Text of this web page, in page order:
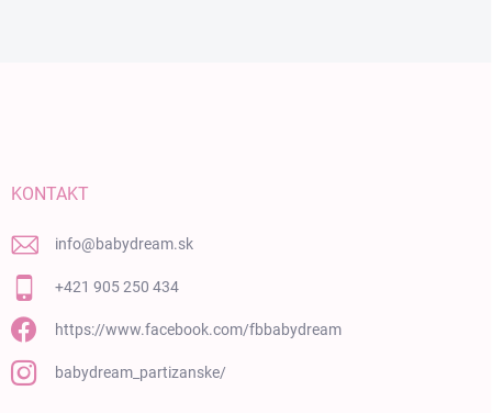
KONTAKT
info@babydream.sk
+421 905 250 434
https://www.facebook.com/fbbabydream
babydream_partizanske/